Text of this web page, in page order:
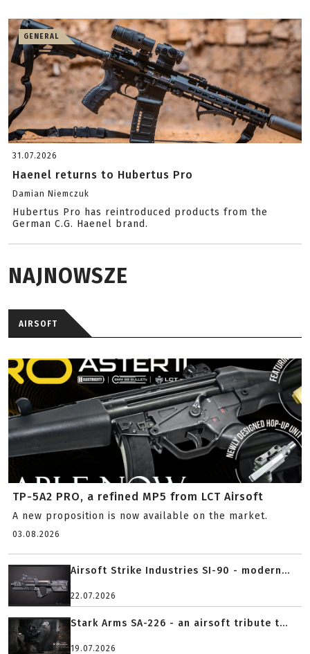
GENERAL
31.07.2026
Haenel returns to Hubertus Pro
Damian Niemczuk
Hubertus Pro has reintroduced products from the
German C.G. Haenel brand.
NAJNOWSZE
AIRSOFT
TP-5A2 PRO, a refined MP5 from LCT Airsoft
A new proposition is now available on the market.
03.08.2026
Airsoft Strike Industries SI-90 - modern...
22.07.2026
Stark Arms SA-226 - an airsoft tribute t...
19.07.2026